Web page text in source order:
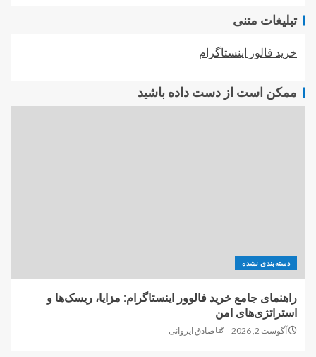
تبلیغات متنی
خرید فالور اینستاگرام
ممکن است از دست داده باشید
دسته‌بندی نشده
راهنمای جامع خرید فالوور اینستاگرام: مزایا، ریسک‌ها و
استراتژی‌های امن
آگوست 2, 2026 صادق ایروانی